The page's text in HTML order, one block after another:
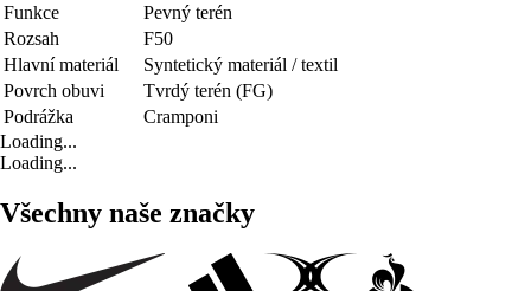
Funkce
Pevný terén
Rozsah
F50
Hlavní materiál
Syntetický materiál / textil
Povrch obuvi
Tvrdý terén (FG)
Podrážka
Cramponi
Loading...
Loading...
Všechny naše značky